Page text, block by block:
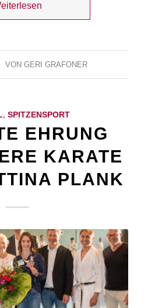
VON GERI GRAFONER
,SPITZENSPORT
EHRUNG
KARATE
PLANK